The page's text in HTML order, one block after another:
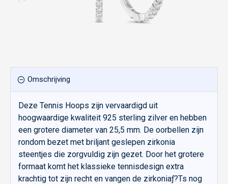
Omschrijving
Deze Tennis Hoops zijn vervaardigd uit
hoogwaardige kwaliteit 925 sterling zilver en hebben
een grotere diameter van 25,5 mm. De oorbellen zijn
rondom bezet met briljant geslepen zirkonia
steentjes die zorgvuldig zijn gezet. Door het grotere
formaat komt het klassieke tennisdesign extra
krachtig tot zijn recht en vangen de zirkoniaƒ?Ts nog